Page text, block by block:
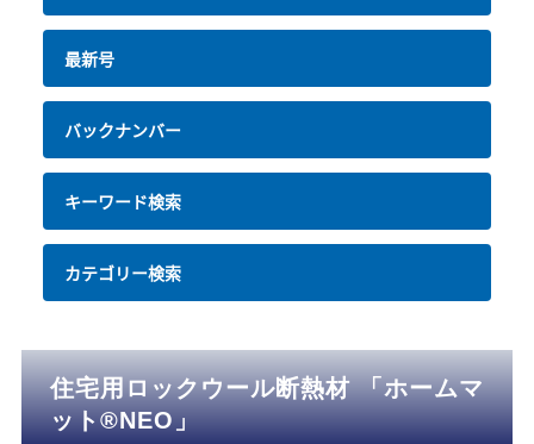
最新号
バックナンバー
キーワード検索
カテゴリー検索
住宅用ロックウール断熱材 「ホームマ
ット®NEO」